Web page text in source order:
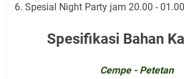
Spesial Night Party jam 20.00 - 01.00
Spesifikasi Bahan
Cempe - Petetan